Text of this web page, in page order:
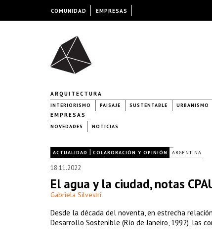
ARQUITECTURA
INTERIORISMO PAISAJE SUSTENTABLE URBANISMO
EMPRESAS
NOVEDADES NOTICIAS
ACTUALIDAD | COLABORACIÓN Y OPINIÓN ARGENTINA
18.11.2022
El agua y la ciudad, notas
Gabriela Silvestri
Desde la década del noventa, en estrecha
Desarrollo Sostenible (Río de Janeiro, 1992), las
COMUNIDAD EMPRESAS